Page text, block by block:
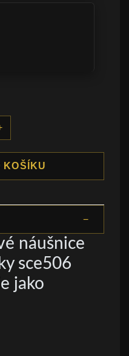
KOŠÍKU
náušnice
sce506
jako